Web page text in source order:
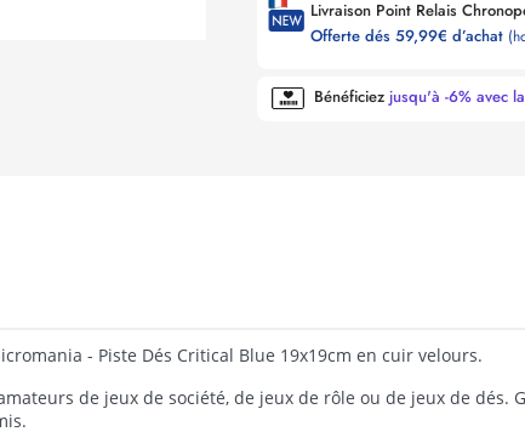
Offerte dés 59,99€ d’achat
Bénéficiez jusqu'à -6% avec
- Piste Dés Critical Blue 19x19cm en cuir velours.
de jeux de société, de jeux de rôle ou de jeux de dés.